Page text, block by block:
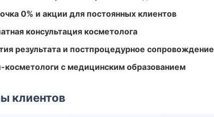
0% и акции для постоянных клиентов
консультация косметолога
результата и постпроцедурное сопровождение
косметологи с медицинским образованием
клиентов